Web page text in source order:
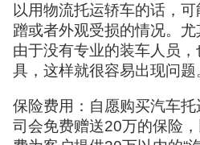
以用物流托运轿车的话，
蹭或者外观受损的情况。尤
由于没有专业的装车人员
具，这样就很容易出现问题
保险费用：自愿购买汽车
司会免费赠送20万的保险